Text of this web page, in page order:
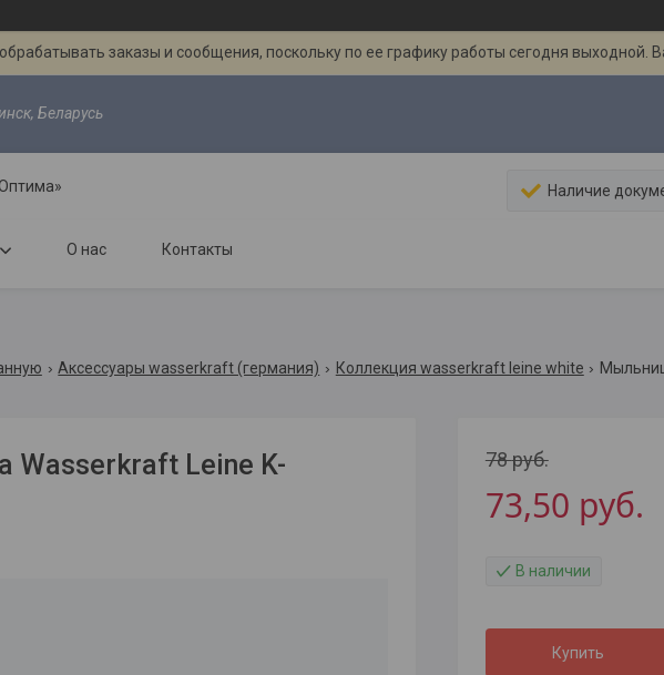
заказы и сообщения, поскольку по ее графику работы сегодня выходной.
Беларусь
Наличие
О нас Контакты
Аксессуары wasserkraft (германия) Коллекция wasserkraft leine white
Leine K-
78руб.
73,50 руб.
В наличии
Купить